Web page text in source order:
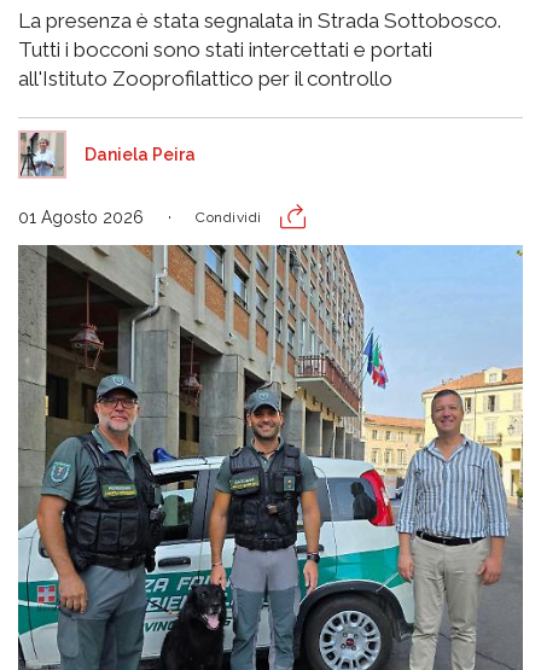
La presenza è stata segnalata in Strada Sottobosco.
Tutti i bocconi sono stati intercettati e portati
all'Istituto Zooprofilattico per il controllo
Daniela Peira
01 Agosto 2026 Condividi